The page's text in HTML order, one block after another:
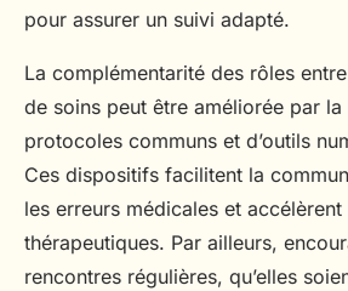
pour assurer un suivi adapté.
La complémentarité des rôles
de soins peut être améliorée par
protocoles communs et d’outils
Ces dispositifs facilitent la
les erreurs médicales et
thérapeutiques. Par ailleurs,
rencontres régulières, qu’elles